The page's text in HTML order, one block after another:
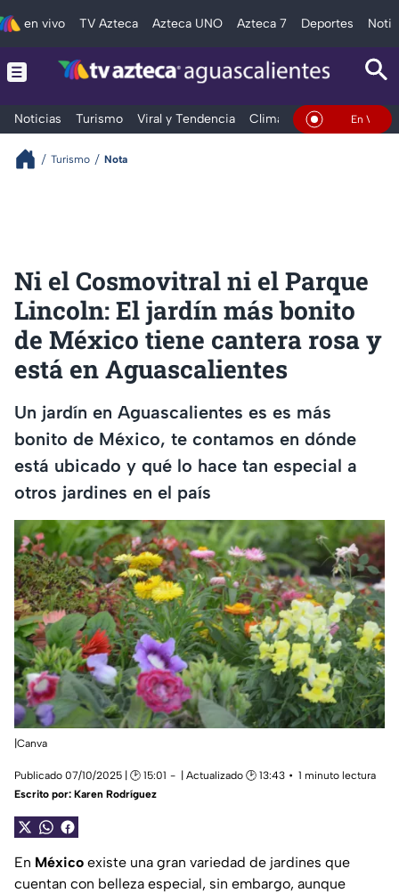
en vivo TV Azteca Azteca UNO Azteca 7 Deportes
Noticias Turismo Viral y Tendencia Clima Deportes En Vivo
Turismo Nota
Ni el Cosmovitral ni el Parque
Lincoln: El jardín más bonito
de México tiene cantera rosa y
está en Aguascalientes
Un jardín en Aguascalientes es es más
bonito de México, te contamos en dónde
está ubicado y qué lo hace tan especial a
otros jardines en el país
|Canva
Publicado 07/10/2025 | 🕑 15:01 | Actualizado 🕑 13:43
1 minuto lectura
Escrito por: Karen Rodríguez
En México existe una gran variedad de jardines que
cuentan con belleza especial, sin embargo, aunque